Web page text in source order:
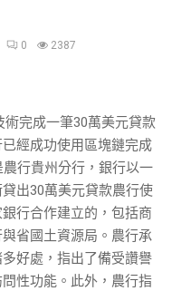
0 2387
完成一筆30萬美元貸款
經成功使用區塊鏈完成
行貴州分行，銀行以一
出30萬美元貸款農行使
行合作建立的，包括商
省國土資源局。農行承
好處，指出了備受讚譽
性功能。此外，農行指